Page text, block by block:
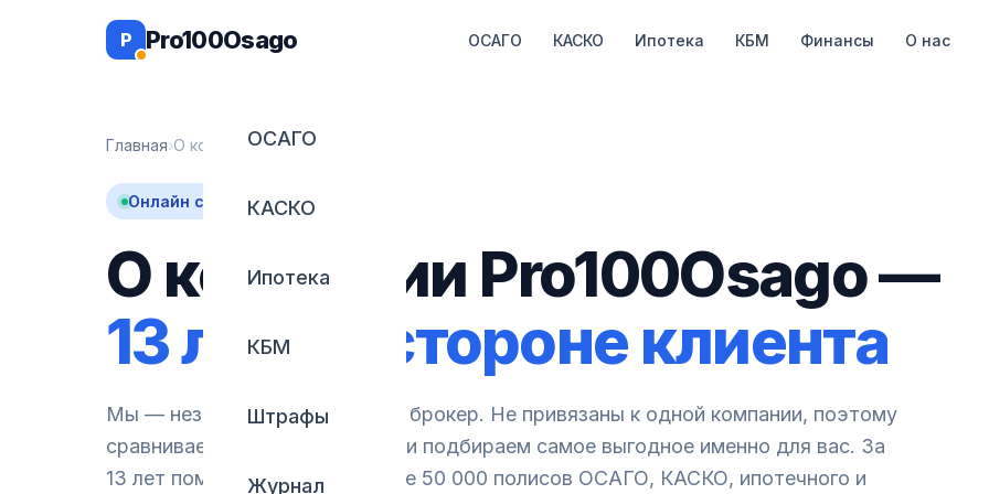
P
Pro100Osago ОСАГО КАСКО Ипотека КБМ Финансы О нас
ОСАГО
КАСКО
Ипотека
КБМ
Штрафы
Журнал
Главная›О компании
Онлайн с 2013 года
О компании Pro100Osago —
13 лет на стороне клиента
Мы — независимый страховой брокер. Не привязаны к одной компании, поэтому
сравниваем 20+ предложений и подбираем самое выгодное именно для вас. За
13 лет помогли оформить более 50 000 полисов ОСАГО, КАСКО, ипотечного и